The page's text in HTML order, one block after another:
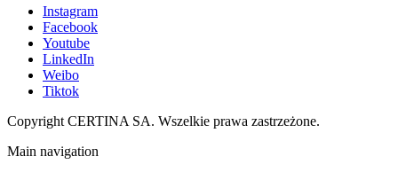
Instagram
Facebook
Youtube
LinkedIn
Weibo
Tiktok
Copyright CERTINA SA. Wszelkie prawa zastrzeżone.
Main navigation